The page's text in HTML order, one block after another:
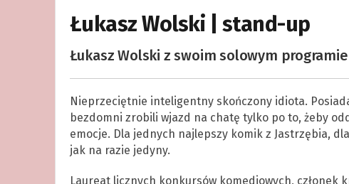
Łukasz Wolski | stand-up
Łukasz Wolski z swoim solowym
Nieprzeciętnie inteligentny skończony idiota.
bezdomni zrobili wjazd na chatę tylko po to, żeby
emocje. Dla jednych najlepszy komik z Jastrzębia,
jak na razie jedyny.
Laureat licznych konkursów komediowych, członek